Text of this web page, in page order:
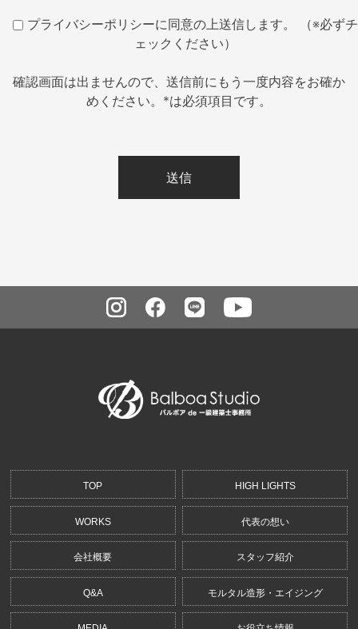
プライバシーポリシーに同意の上送信します。 （※必ずチ
ェックください）
確認画面は出ませんので、送信前にもう一度内容をお確か
めください。*は必須項目です。
TOP HIGH LIGHTS
WORKS 代表の想い
会社概要 スタッフ紹介
Q&A モルタル造形・エイジング